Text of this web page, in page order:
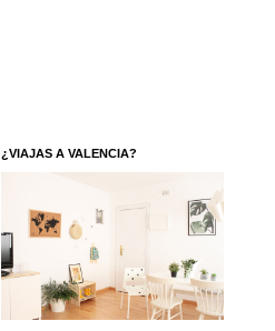
¿VIAJAS A VALENCIA?